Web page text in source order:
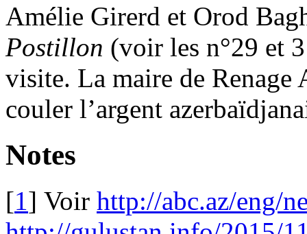
Amélie Girerd et Orod
Postillon (voir les n°29 et
visite. La maire de
couler l’argent
Notes
[1] Voir http://abc.az/eng/